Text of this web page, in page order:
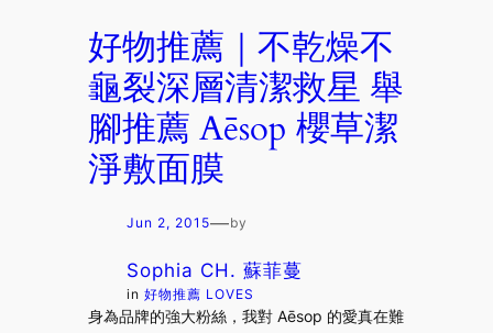
好物推薦｜不乾燥不
龜裂深層清潔救星 舉
腳推薦 Aēsop 櫻草潔
淨敷面膜
Jun 2, 2015—by
Sophia CH. 蘇菲蔓
in好物推薦 LOVES
身為品牌的強大粉絲，我對 Aēsop 的愛真在難